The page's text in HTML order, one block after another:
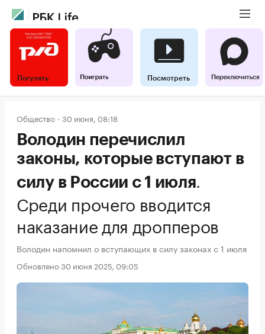
Погулять Посмотреть
Общество 30 июня, 08:18
Володин перечислил
законы, которые вступают в
силу в России с 1 июля.
Среди прочего вводится
наказание для дропперов
Володин напомнил о вступающих в силу законах с 1 июля
Обновлено 30 июня 2025, 09:05